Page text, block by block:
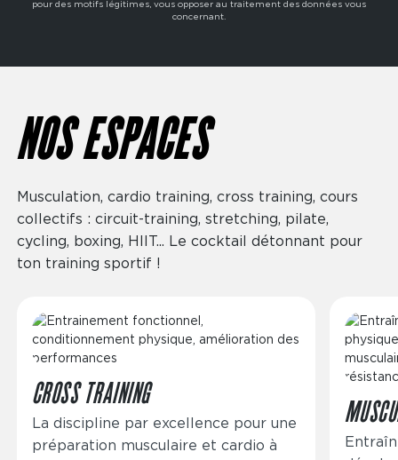
pour des motifs légitimes, vous opposer au traitement des données vous
concernant.
NOS ESPACES
Musculation, cardio training, cross training, cours
collectifs : circuit-training, stretching, pilate,
cycling, boxing, HIIT... Le cocktail détonnant pour
ton training sportif !
Image
CROSS TRAINING
La discipline par excellence pour une
préparation musculaire et cardio à
Image